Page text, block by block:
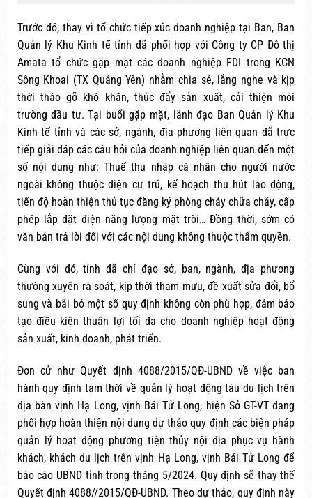
Trước đó, thay vì tổ chức tiếp xúc doanh nghiệp tại Ban, Ban
Quản lý Khu Kinh tế tỉnh đã phối hợp với Công ty CP Đô thị
Amata tổ chức gặp mặt các doanh nghiệp FDI trong KCN
Sông Khoai (TX Quảng Yên) nhằm chia sẻ, lắng nghe và kịp
thời tháo gỡ khó khăn, thúc đẩy sản xuất, cải thiện môi
trường đầu tư. Tại buổi gặp mặt, lãnh đạo Ban Quản lý Khu
Kinh tế tỉnh và các sở, ngành, địa phương liên quan đã trực
tiếp giải đáp các câu hỏi của doanh nghiệp liên quan đến một
số nội dung như: Thuế thu nhập cá nhân cho người nước
ngoài không thuộc diện cư trú, kế hoạch thu hút lao động,
tiến độ hoàn thiện thủ tục đăng ký phòng cháy chữa cháy, cấp
phép lắp đặt điện năng lượng mặt trời… Đồng thời, sớm có
văn bản trả lời đối với các nội dung không thuộc thẩm quyền.
Cùng với đó, tỉnh đã chỉ đạo sở, ban, ngành, địa phương
thường xuyên rà soát, kịp thời tham mưu, đề xuất sửa đổi, bổ
sung và bãi bỏ một số quy định không còn phù hợp, đảm bảo
tạo điều kiện thuận lợi tối đa cho doanh nghiệp hoạt động
sản xuất, kinh doanh, phát triển.
Đơn cử như Quyết định 4088/2015/QĐ-UBND về việc ban
hành quy định tạm thời về quản lý hoạt động tàu du lịch trên
địa bàn vịnh Hạ Long, vịnh Bái Tử Long, hiện Sở GT-VT đang
phối hợp hoàn thiện nội dung dự thảo quy định các biện pháp
quản lý hoạt động phương tiện thủy nội địa phục vụ hành
khách, khách du lịch trên vịnh Hạ Long, vịnh Bái Tử Long để
báo cáo UBND tỉnh trong tháng 5/2024. Quy định sẽ thay thế
Quyết định 4088//2015/QĐ-UBND. Theo dự thảo, quy định này